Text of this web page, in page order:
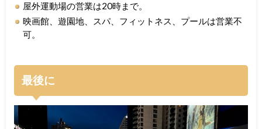
屋外運動場の営業は20時まで。
映画館、遊園地、スパ、フィットネス、プールは営業不
可。
最後に